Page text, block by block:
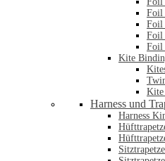
Foil
Foil
Foil
Foil
Kite
Harness und
Harness